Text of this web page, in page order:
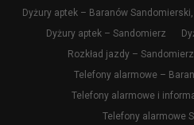
Dyżury aptek – Baranów
Dyżury aptek – Sandomierz
Rozkład jazdy – Sandomierz
Telefony alarmowe –
Telefony alarmowe i
Telefony alarmowe